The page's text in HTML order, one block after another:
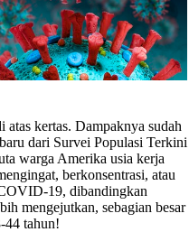
kertas. Dampaknya sudah
dari Survei Populasi Terkini
warga Amerika usia kerja
berkonsentrasi, atau
19, dibandingkan
mengejutkan, sebagian besar
44 tahun!